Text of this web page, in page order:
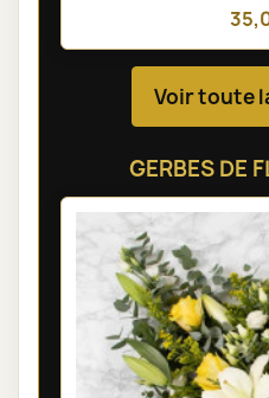
Voir toute
GERBES DE